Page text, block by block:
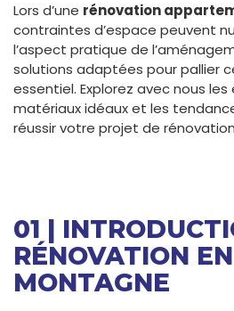
Lors d’une rénovation
contraintes d’espace peuvent
l’aspect pratique de
solutions adaptées pour pallier
essentiel. Explorez avec nous
matériaux idéaux et les
réussir votre projet de
01 |
RÉNOVATION EN
MONTAGNE